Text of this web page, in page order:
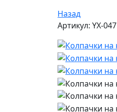
Назад
Артикул: YX-047